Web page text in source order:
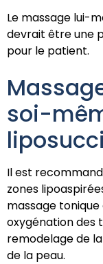
Le massage lui-
devrait être une
pour le patient.
soi-
Il est
zones
massage
oxygénation des
remodelage de
de la peau.